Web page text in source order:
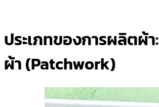
ประเภทของการผลิตผ้า:
ผ้า (Patchwork)